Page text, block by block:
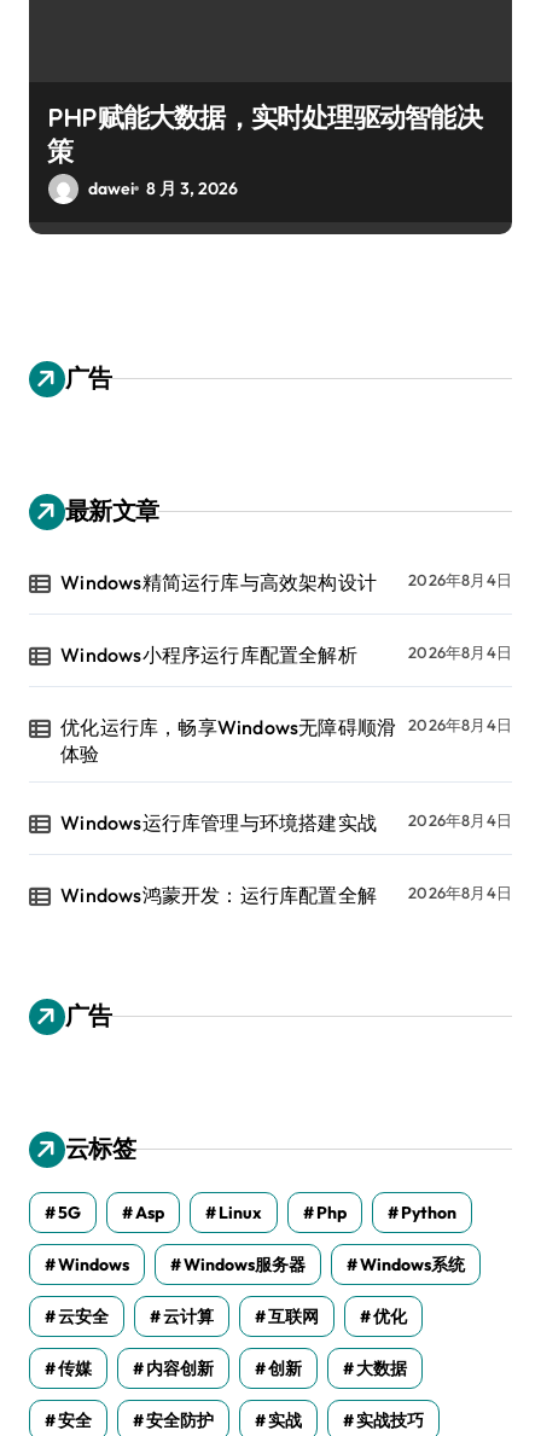
PHP赋能大数据，实时处理驱动智能决
策
dawei 8 月 3, 2026
广告
最新文章
Windows精简运行库与高效架构设计 2026年8月4日
Windows小程序运行库配置全解析 2026年8月4日
优化运行库，畅享Windows无障碍顺滑
体验
2026年8月4日
Windows运行库管理与环境搭建实战 2026年8月4日
Windows鸿蒙开发：运行库配置全解 2026年8月4日
广告
云标签
5G Asp Linux Php Python
Windows Windows服务器 Windows系统
云安全 云计算 互联网 优化
传媒 内容创新 创新 大数据
安全 安全防护 实战 实战技巧